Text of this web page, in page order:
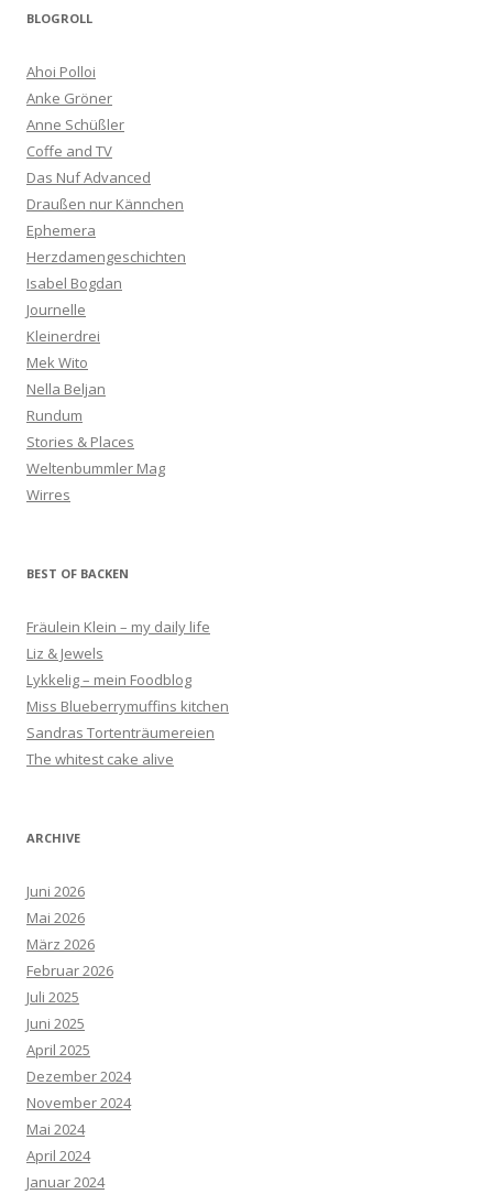
BLOGROLL
Ahoi Polloi
Anke Gröner
Anne Schüßler
Coffe and TV
Das Nuf Advanced
Draußen nur Kännchen
Ephemera
Herzdamengeschichten
Isabel Bogdan
Journelle
Kleinerdrei
Mek Wito
Nella Beljan
Rundum
Stories & Places
Weltenbummler Mag
Wirres
BEST OF BACKEN
Fräulein Klein – my daily life
Liz & Jewels
Lykkelig – mein Foodblog
Miss Blueberrymuffins kitchen
Sandras Tortenträumereien
The whitest cake alive
ARCHIVE
Juni 2026
Mai 2026
März 2026
Februar 2026
Juli 2025
Juni 2025
April 2025
Dezember 2024
November 2024
Mai 2024
April 2024
Januar 2024